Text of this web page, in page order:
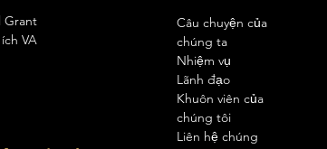
Grant
VA
Câu chuyện của
chúng ta
Nhiệm vụ
Lãnh đạo
Khuôn viên của
chúng tôi
Liên hệ chúng